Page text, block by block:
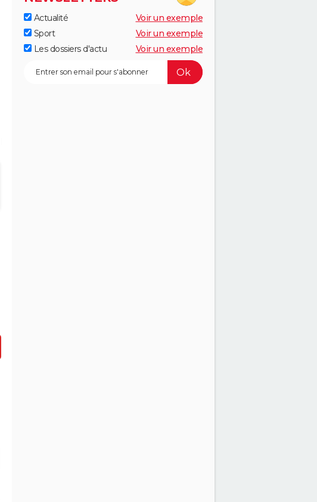
Actualité
Voir un exemple
Sport
Voir un exemple
Les dossiers d'actu
Voir un exemple